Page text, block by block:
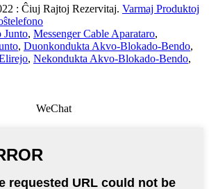
: Ĉiuj Rajtoj Rezervitaj. Varmaj Produktoj
Junto, Messenger Cable Aparataro,
, Duonkondukta Akvo-Blokado-Bendo,
, Nekondukta Akvo-Blokado-Bendo,
WeChat